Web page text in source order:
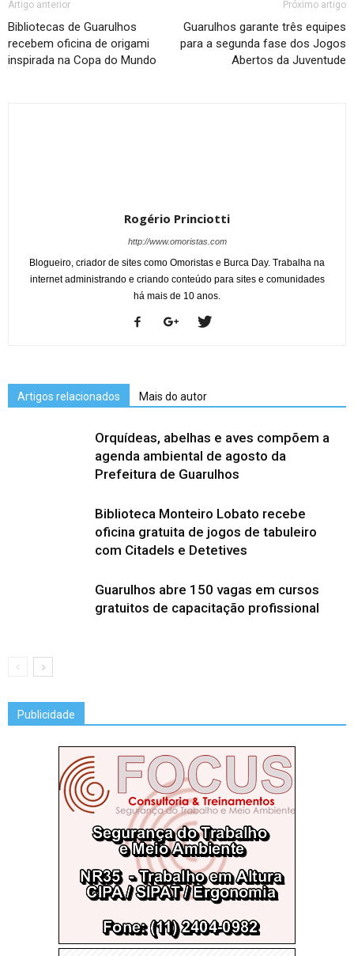
Artigo anterior
Bibliotecas de Guarulhos
recebem oficina de origami
inspirada na Copa do Mundo
Próximo artigo
Guarulhos garante três equipes
para a segunda fase dos Jogos
Abertos da Juventude
Rogério Princiotti
http://www.omoristas.com
Blogueiro, criador de sites como Omoristas e Burca Day. Trabalha na
internet administrando e criando conteúdo para sites e comunidades
há mais de 10 anos.
Artigos relacionados Mais do autor
Orquídeas, abelhas e aves compõem a
agenda ambiental de agosto da
Prefeitura de Guarulhos
Biblioteca Monteiro Lobato recebe
oficina gratuita de jogos de tabuleiro
com Citadels e Detetives
Guarulhos abre 150 vagas em cursos
gratuitos de capacitação profissional
Publicidade